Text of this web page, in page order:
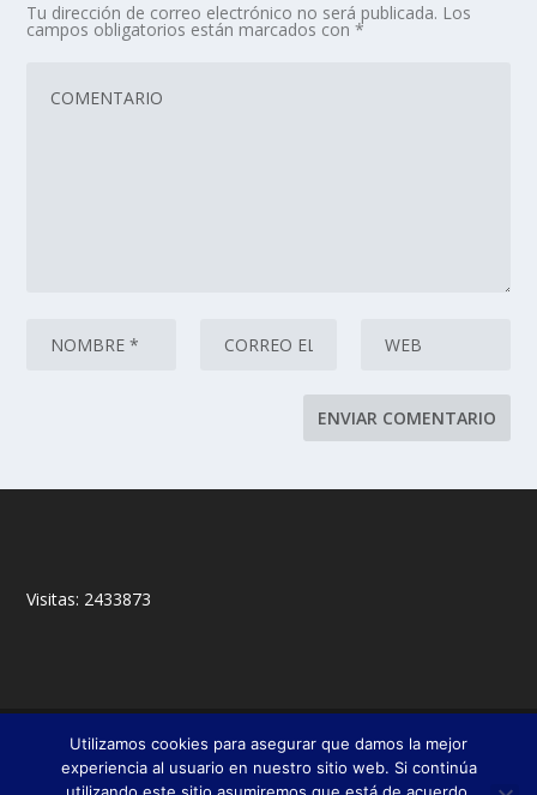
Tu dirección de correo electrónico no será publicada. Los
campos obligatorios están marcados con*
Visitas: 2433873
© 2018,Francisco Javier Fernández Chento & Mitxel
Olabuénaga|Zona privada
Utilizamos cookies para asegurar que damos la mejor
experiencia al usuario en nuestro sitio web. Si continúa